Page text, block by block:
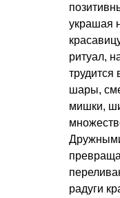
украшая
ритуал,
трудится
шары,
мишки,
радуги